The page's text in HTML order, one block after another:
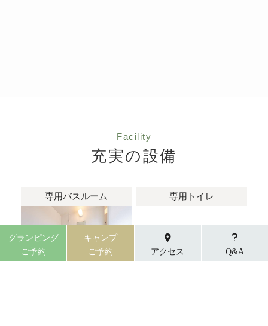
Facility
充実の設備
専用バスルーム 専用トイレ
グランピング
ご予約
キャンプ
ご予約
アクセス Q&A